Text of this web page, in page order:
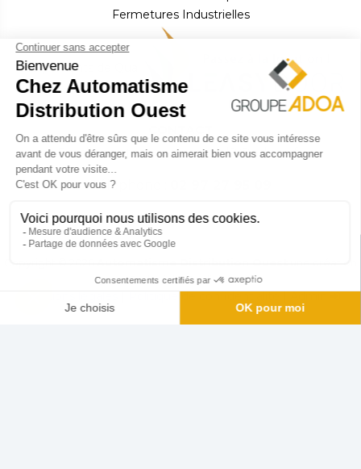
Fermetures Industrielles
Équipements de Quai
Email : contact.commercial2@adooa.fr
Téléphone :
Sudmédia Publicité
Politique de confidentialité|Admin